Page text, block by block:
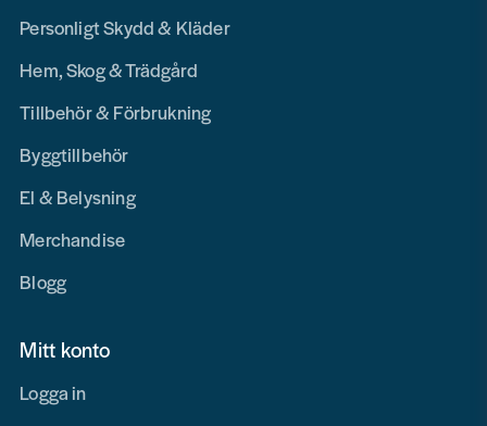
Personligt Skydd & Kläder
Hem, Skog & Trädgård
Tillbehör & Förbrukning
Byggtillbehör
El & Belysning
Merchandise
Blogg
Mitt konto
Logga in